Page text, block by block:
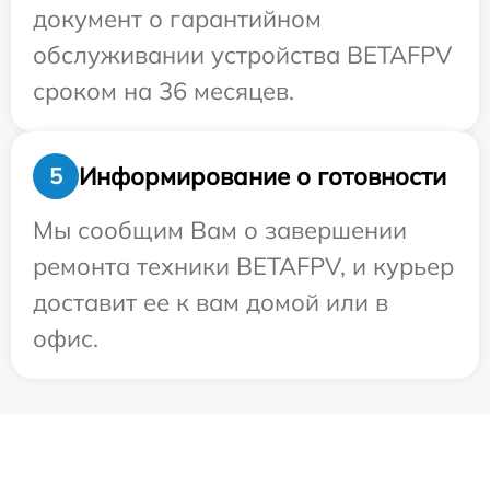
документ о гарантийном
обслуживании устройства BETAFPV
сроком на 36 месяцев.
5
Информирование о готовности
Мы сообщим Вам о завершении
ремонта техники BETAFPV, и курьер
доставит ее к вам домой или в
офис.